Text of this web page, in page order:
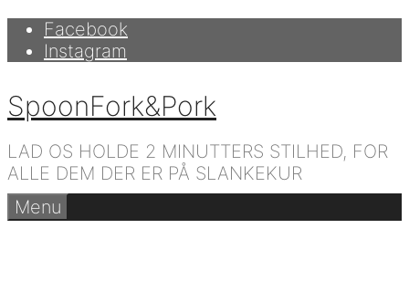
Hop
Facebook
Instagram
SpoonFork&Pork
LAD OS HOLDE 2 MINUTTERS STILHED, FOR
ALLE DEM DER ER PÅ SLANKEKUR
Menu